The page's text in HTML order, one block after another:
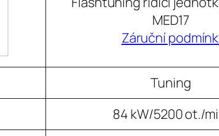
MED17
Záruční
Tuning
84 kW/5200 ot./